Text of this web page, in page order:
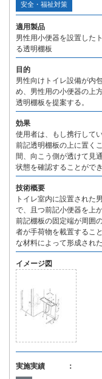
安全・福祉対策
適用製品
男性用小便器を設置した
る透明棚板
目的
男性向けトイレ設備が内
め、男性用の小便器の上
透明棚板を提案する。
効果
使用者は、もし携行して
前記透明棚板の上に置く
間、向こう側が透けて見
状態を確認することができ
技術概要
トイレ室内に設置された
で、且つ前記小便器を上
前記棚板の固定端が周囲
者が手荷物を載置するこ
な材料によって形成され
イメージ図
実施実績 ：